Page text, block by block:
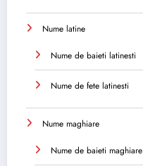
Nume latine
Nume de baieti latinesti
Nume de fete latinesti
Nume maghiare
Nume de baieti maghiare